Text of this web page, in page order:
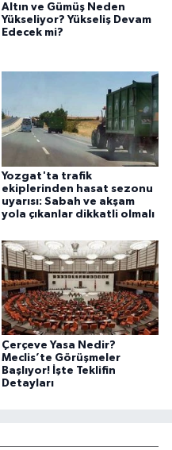
Altın ve Gümüş Neden
Yükseliyor? Yükseliş Devam
Edecek mi?
Yozgat'ta trafik
ekiplerinden hasat sezonu
uyarısı: Sabah ve akşam
yola çıkanlar dikkatli olmalı
Çerçeve Yasa Nedir?
Meclis’te Görüşmeler
Başlıyor! İşte Teklifin
Detayları